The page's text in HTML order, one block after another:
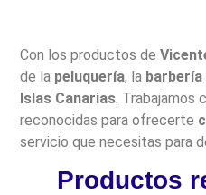
Con los productos de
de la peluquería, la barbería
Islas Canarias. Trabajamos
reconocidas para ofrecerte
servicio que necesitas para
Productos